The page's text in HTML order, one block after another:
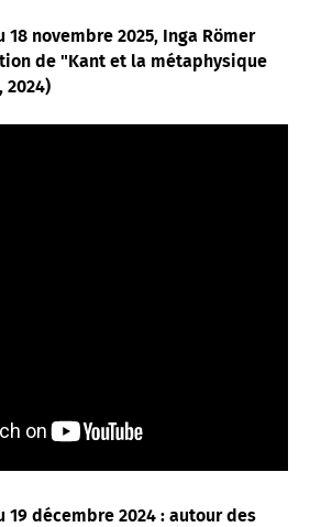
18 novembre 2025, Inga Römer
de "Kant et la métaphysique
2024)
19 décembre 2024 : autour des